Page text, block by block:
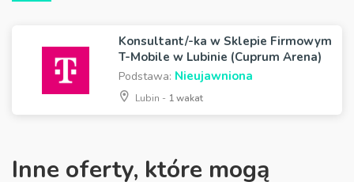
Konsultant/-ka w Sklepie Firmowym
T-Mobile w Lubinie (Cuprum Arena)
Podstawa: Nieujawniona
Lubin - 1 wakat
Inne oferty, które mogą